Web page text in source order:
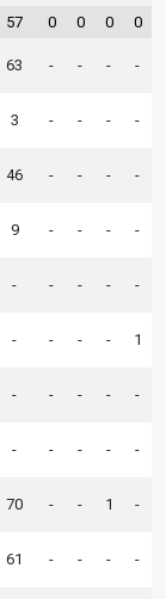
57 0 0 0 0
63 - - - -
3 - - - -
46 - - - -
9 - - - -
- - - - -
- - - - 1
- - - - -
- - - - -
70 - - 1 -
61 - - - -